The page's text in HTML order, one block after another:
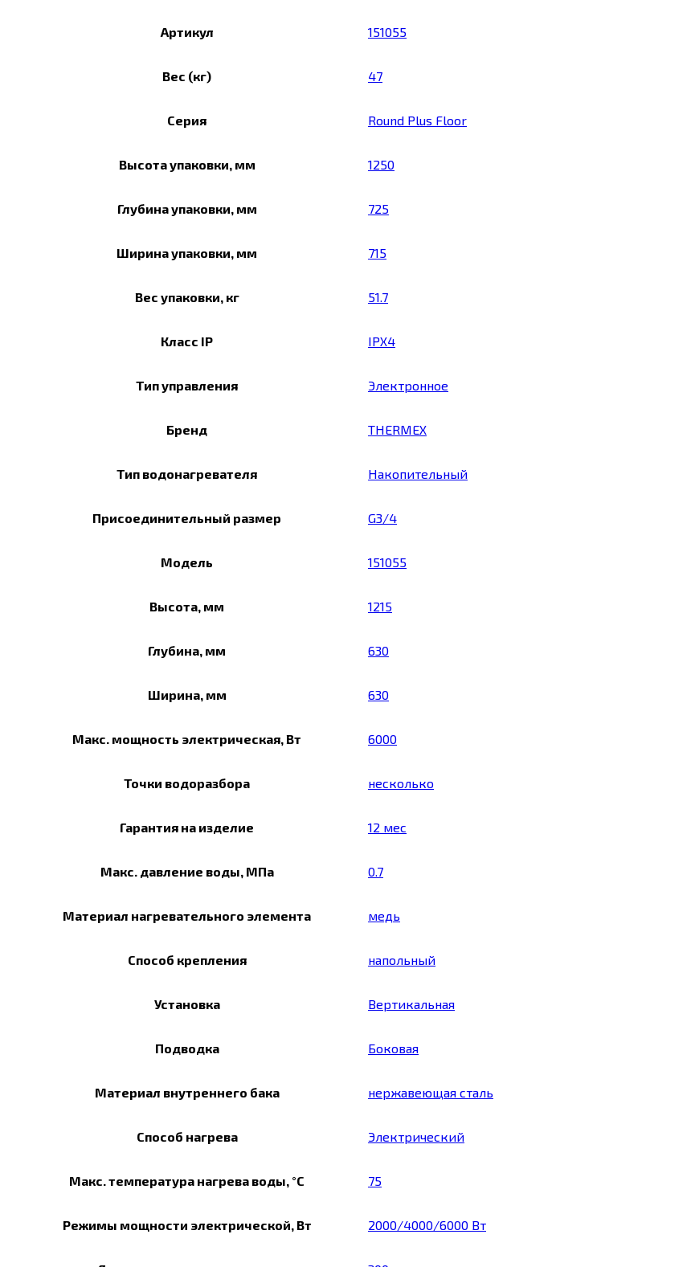
Артикул 151055
Вес (кг) 47
Серия Round Plus Floor
Высота упаковки, мм 1250
Глубина упаковки, мм 725
Ширина упаковки, мм 715
Вес упаковки, кг 51.7
Класс IP IPX4
Тип управления Электронное
Бренд THERMEX
Тип водонагревателя Накопительный
Присоединительный размер G3/4
Модель 151055
Высота, мм 1215
Глубина, мм 630
Ширина, мм 630
Макс. мощность электрическая, Вт 6000
Точки водоразбора несколько
Гарантия на изделие 12 мес
Макс. давление воды, МПа 0.7
Материал нагревательного элемента медь
Способ крепления напольный
Установка Вертикальная
Подводка Боковая
Материал внутреннего бака нержавеющая сталь
Способ нагрева Электрический
Макс. температура нагрева воды, °С 75
Режимы мощности электрической, Вт 2000/4000/6000 Вт